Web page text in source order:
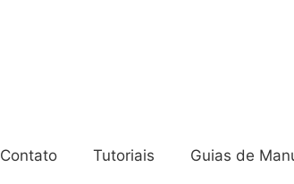
Contato Tutoriais Guias de